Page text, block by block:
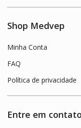
Shop Medvep
Minha Conta
FAQ
Política de privacidade
Entre em